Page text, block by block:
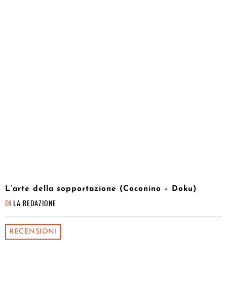
L’arte della sopportazione (Coconino – Doku)
DI LA REDAZIONE
RECENSIONI